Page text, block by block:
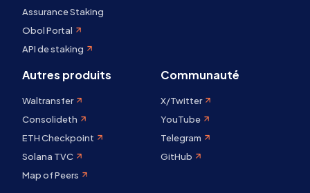
Assurance Staking
Obol Portal
API de staking
Autres produits
Waltransfer
Consolideth
ETH Checkpoint
Solana TVC
Map of Peers
Communauté
X/Twitter
YouTube
Telegram
GitHub